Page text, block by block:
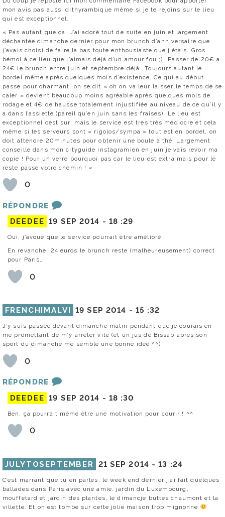
mon avis pas aussi dithyrambique même si je te rejoins sur le lieu
qui est exceptionnel.
« Pas autant que ça. J’ai adoré tout de suite en juin et largement
déchantée dimanche dernier pour mon brunch d’anniversaire que
j’avais choisi de faire la bas toute enthousiaste que j’étais. Gros
bémol à ce lieu que j’aimais déjà d’un amour fou ;)… Passer de 20€ a
24€ le brunch entre juin et septembre déjà… Toujours autant le
bordel même après quelques mois d’existence. Ce qui au début
passe pour charmant, on se dit « oh on va leur laisser le temps de se
caler » devient beaucoup moins agréable après quelques mois de
rodage et 4€ de hausse totalement injustifiée au niveau de ce qu’il y
a dans l’assiette (pareil qu’en juin sans les fraises). Le lieu est
exceptionnel cest sur, mais le service est très très médiocre et cela
même si les serveurs sont « rigolos/sympa » tout est en bordel, on
doit attendre 20minutes pour obtenir une boule à thé. Largement
conseillé dans mon cityguide instagramien en juin je vais revoir ma
copie ! Pour un verre pourquoi pas car le lieu est extra mais pour le
reste passé votre chemin ! «
0
RÉPONDRE
DEEDEE 19 SEP 2014 - 18 :29
Oui, j’avoue que le service pourrait être amélioré.
En revanche, 24 euros le brunch reste (malheureusement) correct
pour Paris…
0
FRENCHIMALVI 19 SEP 2014 - 15 :32
J’y suis passée devant dimanche matin pendant que je courais en
me promettant de m’y arrêter vite (et un jus de Bissap après son
sport du dimanche me semble une bonne idée ^^)
0
RÉPONDRE
DEEDEE 19 SEP 2014 - 18 :30
Ben, ça pourrait même être une motivation pour courir ! ^^
0
JULYTOSEPTEMBER 21 SEP 2014 -13 :24
C’est marrant que tu en parles, le week end dernier j’ai fait quelques
ballades dans Paris avec une amie, jardin du Luxembourg,
mouffetard et jardin des plantes, le dimancje buttes chaumont et la
villette. Et on est tombé sur cette jolie maison trop mignonne